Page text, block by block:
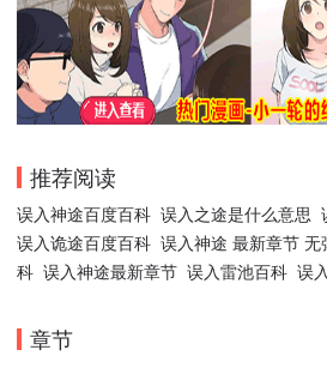
推荐阅读
误入神途百度百科 误入之途是什么意思
误入诡途百度百科 误入神途 最新章节 无
科 误入神途最新章节 误入雷池百科 误
章节